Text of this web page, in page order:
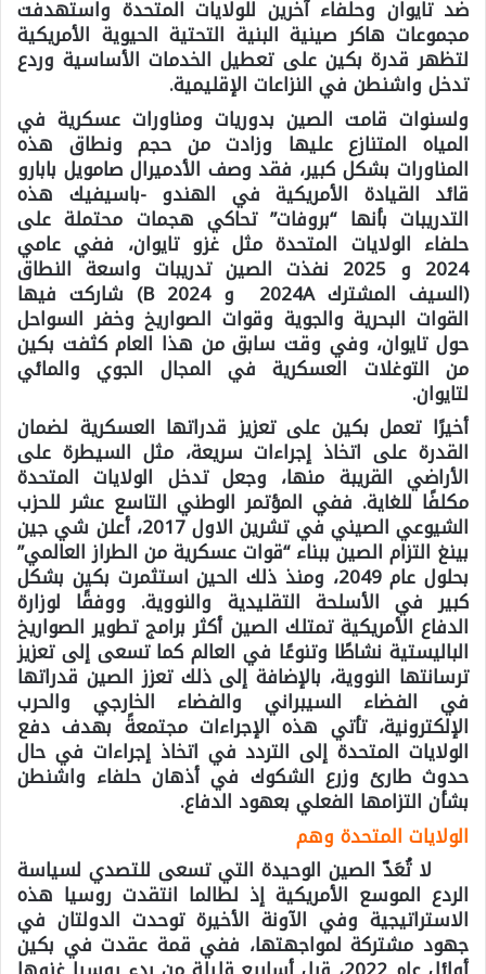
ضد تايوان وحلفاء آخرين للولايات المتحدة واستهدفت
مجموعات هاكر صينية البنية التحتية الحيوية الأمريكية
لتظهر قدرة بكين على تعطيل الخدمات الأساسية وردع
تدخل واشنطن في النزاعات الإقليمية.
ولسنوات قامت الصين بدوريات ومناورات عسكرية في
المياه المتنازع عليها وزادت من حجم ونطاق هذه
المناورات بشكل كبير، فقد وصف الأدميرال صامويل بابارو
قائد القيادة الأمريكية في الهندو -باسيفيك هذه
التدريبات بأنها “بروفات” تحاكي هجمات محتملة على
حلفاء الولايات المتحدة مثل غزو تايوان، ففي عامي
2024 و 2025 نفذت الصين تدريبات واسعة النطاق
(السيف المشترك 2024A و 2024 B) شاركت فيها
القوات البحرية والجوية وقوات الصواريخ وخفر السواحل
حول تايوان، وفي وقت سابق من هذا العام كثفت بكين
من التوغلات العسكرية في المجال الجوي والمائي
لتايوان.
أخيرًا تعمل بكين على تعزيز قدراتها العسكرية لضمان
القدرة على اتخاذ إجراءات سريعة، مثل السيطرة على
الأراضي القريبة منها، وجعل تدخل الولايات المتحدة
مكلفًا للغاية. ففي المؤتمر الوطني التاسع عشر للحزب
الشيوعي الصيني في تشرين الاول 2017، أعلن شي جين
بينغ التزام الصين ببناء “قوات عسكرية من الطراز العالمي”
بحلول عام 2049، ومنذ ذلك الحين استثمرت بكين بشكل
كبير في الأسلحة التقليدية والنووية. ووفقًا لوزارة
الدفاع الأمريكية تمتلك الصين أكثر برامج تطوير الصواريخ
الباليستية نشاطًا وتنوعًا في العالم كما تسعى إلى تعزيز
ترسانتها النووية، بالإضافة إلى ذلك تعزز الصين قدراتها
في الفضاء السيبراني والفضاء الخارجي والحرب
الإلكترونية، تأتي هذه الإجراءات مجتمعةً بهدف دفع
الولايات المتحدة إلى التردد في اتخاذ إجراءات في حال
حدوث طارئ وزرع الشكوك في أذهان حلفاء واشنطن
بشأن التزامها الفعلي بعهود الدفاع.
الولايات المتحدة وهم
لا تُعَدّ الصين الوحيدة التي تسعى للتصدي لسياسة
الردع الموسع الأمريكية إذ لطالما انتقدت روسيا هذه
الاستراتيجية وفي الآونة الأخيرة توحدت الدولتان في
جهود مشتركة لمواجهتها، ففي قمة عقدت في بكين